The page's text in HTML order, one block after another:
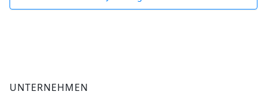
UNTERNEHMEN